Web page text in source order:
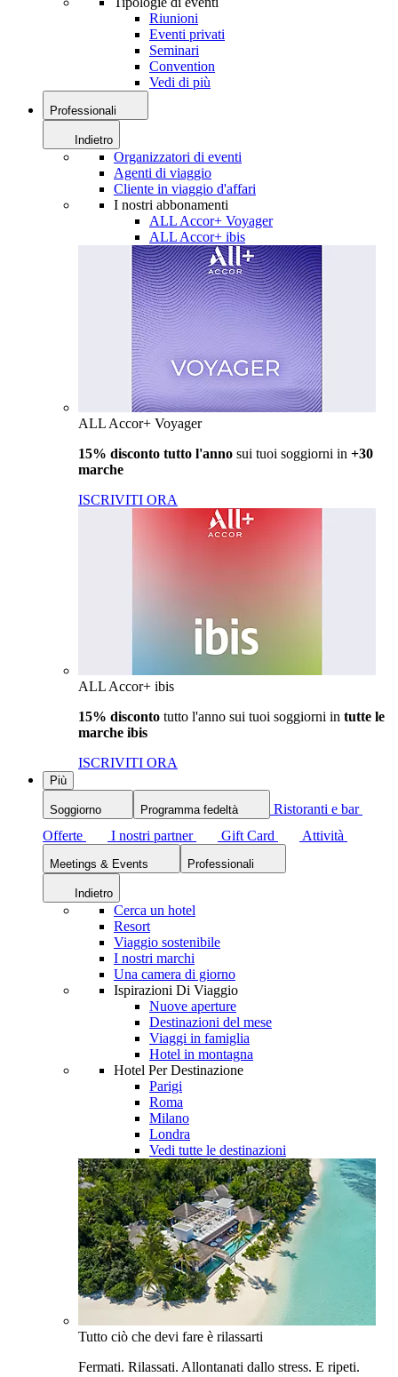
Riunioni
Eventi privati
Seminari
Convention
Vedi di più
Professionali
Indietro
Organizzatori di eventi
Agenti di viaggio
Cliente in viaggio d'affari
I nostri abbonamenti
ALL Accor+ Voyager
ALL Accor+ ibis
ALL Accor+ Voyager
15% disconto tutto l'anno sui tuoi soggiorni in +30
marche
ISCRIVITI ORA
ALL Accor+ ibis
15% disconto tutto l'anno sui tuoi soggiorni in tutte le
marche ibis
ISCRIVITI ORA
Più
Soggiorno Programma fedeltà
Ristoranti e bar
Offerte
I nostri partner Gift Card Attività
Meetings & Events Professionali
Indietro
Cerca un hotel
Resort
Viaggio sostenibile
I nostri marchi
Una camera di giorno
Ispirazioni Di Viaggio
Nuove aperture
Destinazioni del mese
Viaggi in famiglia
Hotel in montagna
Hotel Per Destinazione
Parigi
Roma
Milano
Londra
Vedi tutte le destinazioni
Tutto ciò che devi fare è rilassarti
Fermati. Rilassati. Allontanati dallo stress. E ripeti.